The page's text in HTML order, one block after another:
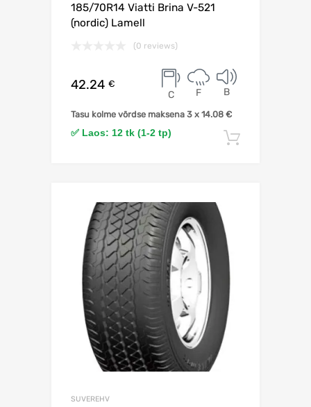
185/70R14 Viatti Brina V-521
(nordic) Lamell
(0 reviews)
42.24 €
C F B
Tasu kolme võrdse maksena 3 x 14.08 €
✅ Laos: 12 tk (1-2 tp)
SUVEREHV